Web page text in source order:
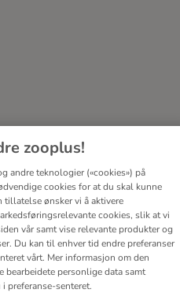
Angre avtalen her
zooplus!
andre teknologier («cookies») på
cookies for at du skal kunne
tillatelse ønsker vi å aktivere
cookies, slik at vi
vår samt vise relevante produkter og
Du kan til enhver tid endre preferanser
vårt. Mer informasjon om den
bearbeidete personlige data samt
preferanse-senteret.